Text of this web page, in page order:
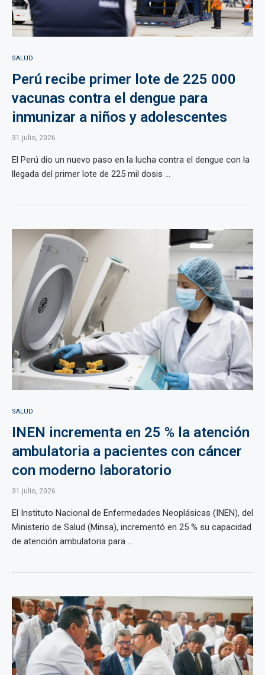
SALUD
Perú recibe primer lote de 225 000
vacunas contra el dengue para
inmunizar a niños y adolescentes
31 julio, 2026
El Perú dio un nuevo paso en la lucha contra el dengue con la
llegada del primer lote de 225 mil dosis ...
SALUD
INEN incrementa en 25 % la atención
ambulatoria a pacientes con cáncer
con moderno laboratorio
31 julio, 2026
El Instituto Nacional de Enfermedades Neoplásicas (INEN), del
Ministerio de Salud (Minsa), incrementó en 25 % su capacidad
de atención ambulatoria para ...